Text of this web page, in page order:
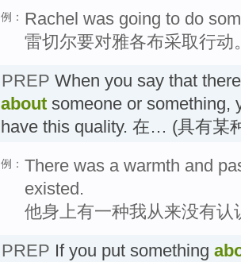
例： Rachel was going to do
雷切尔要对雅各布采取行动
PREP When you say that
about someone or something,
have this quality. 在… (具有某
例： There was a warmth and
existed.
他身上有一种我从来没有认
PREP If you put something